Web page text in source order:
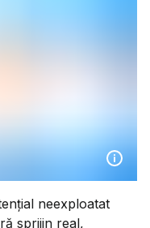
neexploatat
sprijin real,